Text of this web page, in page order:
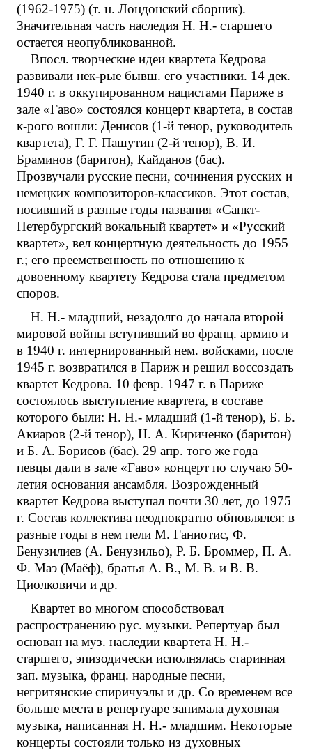
(1962-1975) (т. н. Лондонский сборник).
Значительная часть наследия Н. Н.- старшего
остается неопубликованной.
Впосл. творческие идеи квартета Кедрова
развивали нек-рые бывш. его участники. 14 дек.
1940 г. в оккупированном нацистами Париже в
зале «Гаво» состоялся концерт квартета, в состав
к-рого вошли: Денисов (1-й тенор, руководитель
квартета), Г. Г. Пашутин (2-й тенор), В. И.
Браминов (баритон), Кайданов (бас).
Прозвучали русские песни, сочинения русских и
немецких композиторов-классиков. Этот состав,
носивший в разные годы названия «Санкт-
Петербургский вокальный квартет» и «Русский
квартет», вел концертную деятельность до 1955
г.; его преемственность по отношению к
довоенному квартету Кедрова стала предметом
споров.
Н. Н.- младший, незадолго до начала второй
мировой войны вступивший во франц. армию и
в 1940 г. интернированный нем. войсками, после
1945 г. возвратился в Париж и решил воссоздать
квартет Кедрова. 10 февр. 1947 г. в Париже
состоялось выступление квартета, в составе
которого были: Н. Н.- младший (1-й тенор), Б. Б.
Акиаров (2-й тенор), Н. А. Кириченко (баритон)
и Б. А. Борисов (бас). 29 апр. того же года
певцы дали в зале «Гаво» концерт по случаю 50-
летия основания ансамбля. Возрожденный
квартет Кедрова выступал почти 30 лет, до 1975
г. Состав коллектива неоднократно обновлялся: в
разные годы в нем пели М. Ганиотис, Ф.
Бенузилиев (А. Бенузильо), Р. Б. Броммер, П. А.
Ф. Маэ (Маёф), братья А. В., М. В. и В. В.
Циолковичи и др.
Квартет во многом способствовал
распространению рус. музыки. Репертуар был
основан на муз. наследии квартета Н. Н.-
старшего, эпизодически исполнялась старинная
зап. музыка, франц. народные песни,
негритянские спиричуэлы и др. Со временем все
больше места в репертуаре занимала духовная
музыка, написанная Н. Н.- младшим. Некоторые
концерты состояли только из духовных